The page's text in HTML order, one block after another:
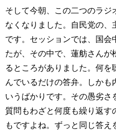
そして今朝、この二つのラジ
なくなりました。自民党の、
です。セッションでは、国会
たが、その中で、蓮舫さんが
るところがありました。何
んでいるだけの答弁。しかも
いうばかりです。その愚劣さ
質問もわざと何度も繰り返す
もですよね。ずっと同じ答え